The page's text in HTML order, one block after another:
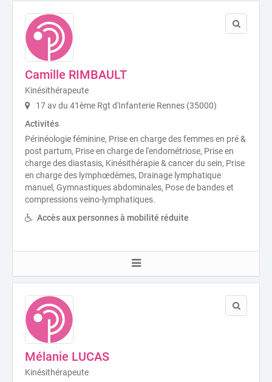
Camille RIMBAULT
Kinésithérapeute
17 av du 41ème Rgt d'Infanterie Rennes (35000)
Activités
Périnéologie féminine, Prise en charge des femmes en pré &
post partum, Prise en charge de l'endométriose, Prise en
charge des diastasis, Kinésithérapie & cancer du sein, Prise
en charge des lymphœdèmes, Drainage lymphatique
manuel, Gymnastiques abdominales, Pose de bandes et
compressions veino-lymphatiques.
Accès aux personnes à mobilité réduite
Mélanie LUCAS
Kinésithérapeute